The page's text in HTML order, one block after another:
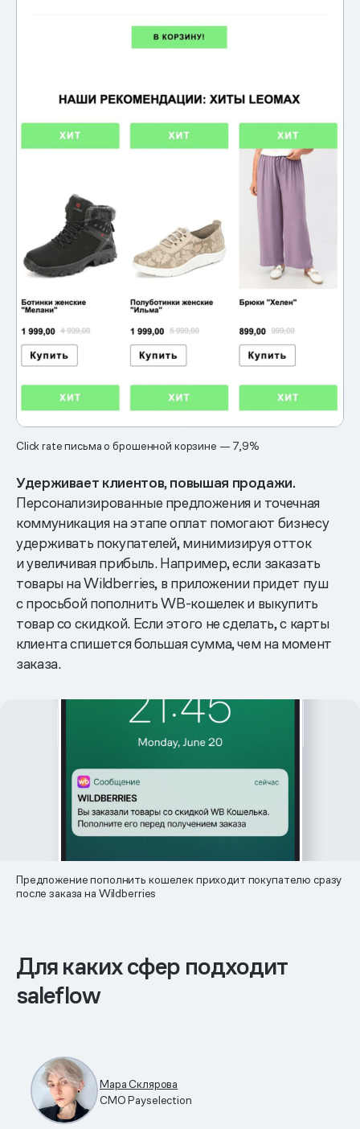
Click rate письма о брошенной корзине — 7,9%
Удерживает клиентов,повышая продажи.
Персонализированные предложения и точечная
коммуникация на этапе оплат помогают бизнесу
удерживать покупателей, минимизируя отток
и увеличивая прибыль. Например, если заказать
товары на Wildberries, в приложении придет пуш
с просьбой пополнить WB-кошелек и выкупить
товар со скидкой. Если этого не сделать, с карты
клиента спишется большая сумма, чем на момент
заказа.
Предложение пополнить кошелек приходит покупателю сразу
после заказа на Wildberries
Для каких сфер подходит
saleflow
Мара Склярова
CMO Payselection